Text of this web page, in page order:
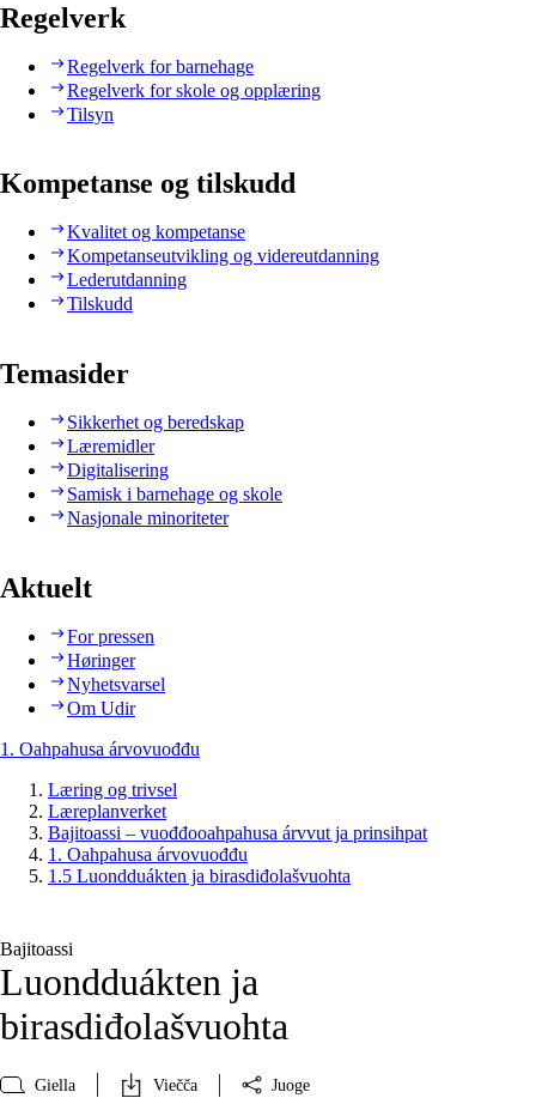
Regelverk
Regelverk for barnehage
Regelverk for skole og opplæring
Tilsyn
Kompetanse og tilskudd
Kvalitet og kompetanse
Kompetanseutvikling og videreutdanning
Lederutdanning
Tilskudd
Temasider
Sikkerhet og beredskap
Læremidler
Digitalisering
Samisk i barnehage og skole
Nasjonale minoriteter
Aktuelt
For pressen
Høringer
Nyhetsvarsel
Om Udir
1. Oahpahusa árvovuođđu
Læring og trivsel
Læreplanverket
Bajitoassi – vuođđooahpahusa árvvut ja prinsihpat
1. Oahpahusa árvovuođđu
1.5 Luondduákten ja birasdiđolašvuohta
Bajitoassi
Luondduákten ja
birasdiđolašvuohta
Giella Viečča Juoge